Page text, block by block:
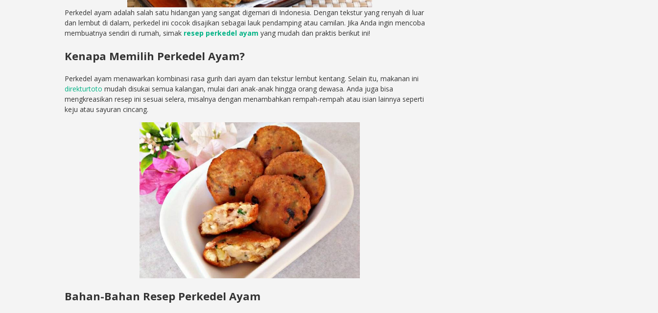
Perkedel ayam adalah salah satu hidangan yang sangat digemari di Indonesia. Dengan tekstur yang renyah di luar
dan lembut di dalam, perkedel ini cocok disajikan sebagai lauk pendamping atau camilan. Jika Anda ingin mencoba
membuatnya sendiri di rumah, simak resep perkedel ayam yang mudah dan praktis berikut ini!
Kenapa Memilih Perkedel Ayam?
Perkedel ayam menawarkan kombinasi rasa gurih dari ayam dan tekstur lembut kentang. Selain itu, makanan ini
direkturtoto mudah disukai semua kalangan, mulai dari anak-anak hingga orang dewasa. Anda juga bisa
mengkreasikan resep ini sesuai selera, misalnya dengan menambahkan rempah-rempah atau isian lainnya seperti
keju atau sayuran cincang.
Bahan-Bahan Resep Perkedel Ayam